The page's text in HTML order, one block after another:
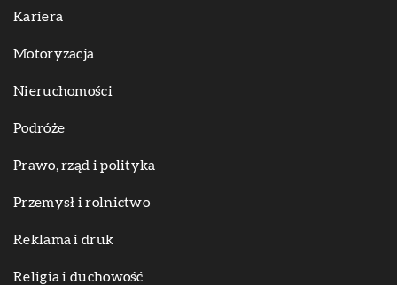
Kariera
Motoryzacja
Nieruchomości
Podróże
Prawo, rząd i polityka
Przemysł i rolnictwo
Reklama i druk
Religia i duchowość